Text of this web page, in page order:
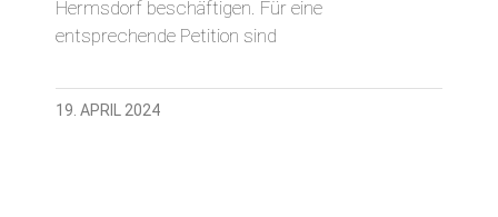
Hermsdorf beschäftigen. Für eine
entsprechende Petition sind
19. APRIL 2024